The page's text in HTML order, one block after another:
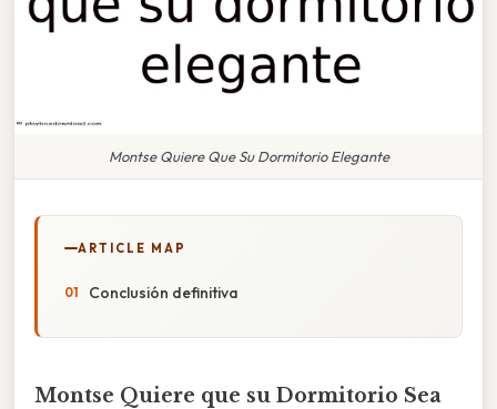
Montse Quiere Que Su Dormitorio Elegante
ARTICLE MAP
Conclusión definitiva
Montse Quiere que su Dormitorio Sea